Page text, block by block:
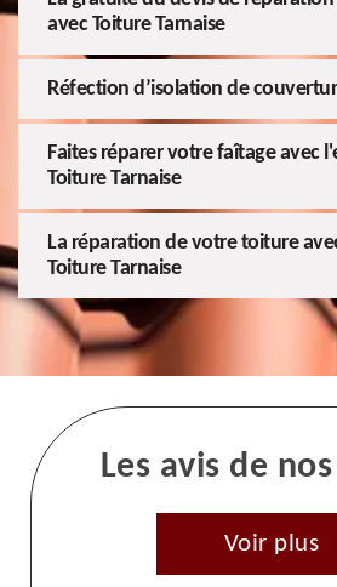
avec Toiture Tarnaise
Réfection d’isolation de
Faites réparer votre faîtage avec
Toiture Tarnaise
La réparation de votre toiture
Toiture Tarnaise
Les avis de
Voir plus